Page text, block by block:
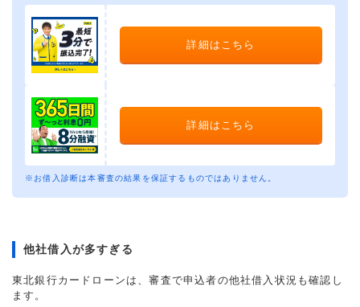
詳細はこちら
詳細はこちら
※お借入診断は本審査の結果を保証するものではありません。
他社借入が多すぎる
東北銀行カードローンは、審査で申込者の他社借入状況も確認し
ます。